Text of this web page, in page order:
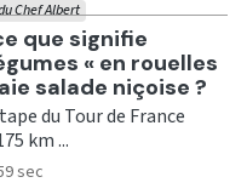
que signifie
« en rouelles
salade niçoise ?
Chef Albert
du Tour de France
km ...
sec